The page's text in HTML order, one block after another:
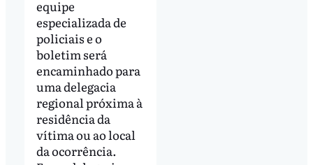
equipe
especializada de
policiais e o
boletim será
encaminhado para
uma delegacia
regional próxima à
residência da
vítima ou ao local
da ocorrência.